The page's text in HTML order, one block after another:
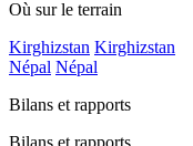
Où sur le terrain
Kirghizstan Kirghizstan
Népal Népal
Bilans et rapports
Bilans et rapports